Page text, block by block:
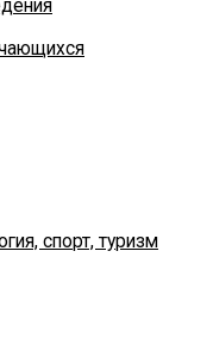
спорт, туризм